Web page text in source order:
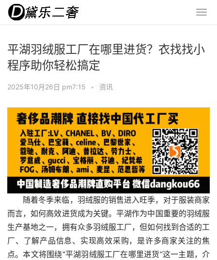
平湖羽绒服工厂在哪里进货？衣找找小
程序助你轻松搞定
2025年10月26日 pm7:15 • 资讯
随着冬季来临，羽绒服的销售进入旺季，对于服装商家
而言，如何高效进货成为关键。平湖作为中国重要的羽绒服
生产基地之一，拥有众多羽绒服工厂，但如何找到合适的工
厂、了解产品信息、实现高效采购，是许多商家关注的焦
点。本文将围绕“平湖羽绒服工厂在哪里进货”这一主题，介